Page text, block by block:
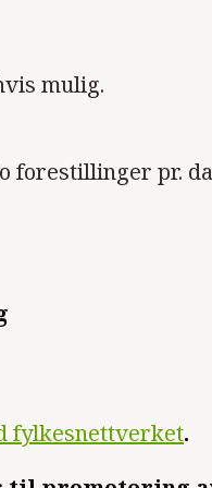
mulig.
forestillinger pr.
fylkesnettverket.